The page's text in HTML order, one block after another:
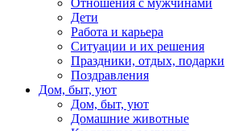
Отношения с мужчинами
Дети
Работа и карьера
Ситуации и их решения
Праздники, отдых, подарки
Поздравления
Дом, быт, уют
Дом, быт, уют
Домашние животные